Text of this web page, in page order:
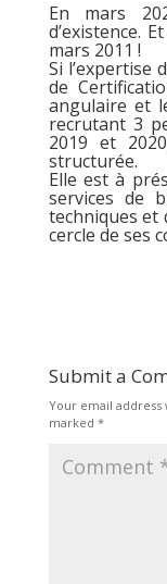
En mars
d’existence.
mars 2011 !
Si l’expertise
de
angulaire et
recrutant 3
2019 et
structurée.
Elle est à
services de
techniques et
cercle de ses
Submit a
Your email
marked *